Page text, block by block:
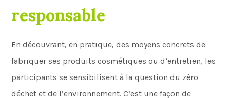
responsable
En découvrant, en pratique, des moyens concrets de
fabriquer ses produits cosmétiques ou d’entretien, les
participants se sensibilisent à la question du zéro
déchet et de l’environnement. C’est une façon de